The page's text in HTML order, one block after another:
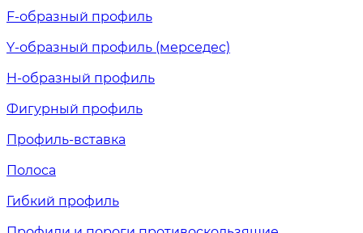
F-образный профиль
Y-образный профиль (мерседес)
H-образный профиль
Фигурный профиль
Профиль-вставка
Полоса
Гибкий профиль